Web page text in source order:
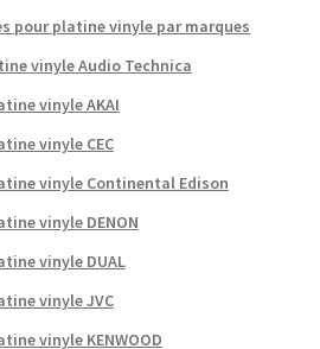
pour platine vinyle par marques
vinyle Audio Technica
vinyle AKAI
vinyle CEC
vinyle Continental Edison
vinyle DENON
vinyle DUAL
vinyle JVC
vinyle KENWOOD